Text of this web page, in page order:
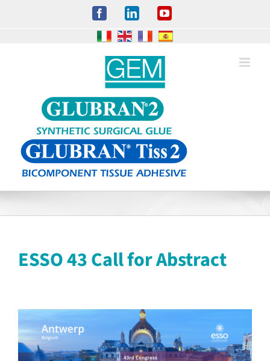
FacebookLinkedInYouTube
ESSO 43 Call for Abstract